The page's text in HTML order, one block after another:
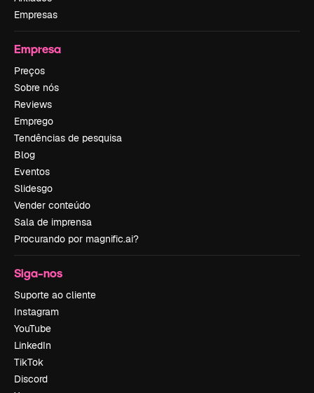
Empresas
Empresa
Preços
Sobre nós
Reviews
Emprego
Tendências de pesquisa
Blog
Eventos
Slidesgo
Vender conteúdo
Sala de imprensa
Procurando por magnific.ai?
Siga-nos
Suporte ao cliente
Instagram
YouTube
LinkedIn
TikTok
Discord